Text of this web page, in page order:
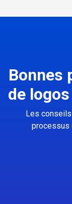
Bonnes
de
Les
processus